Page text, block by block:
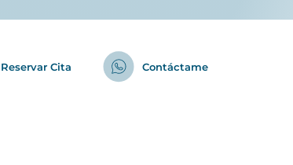
Reservar Cita Contáctame